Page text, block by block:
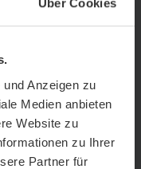
Über Cookies
Anzeigen zu
Medien anbieten
Website zu
zu Ihrer
Partner für
innerhalb
S-Klasse für bis
Übersicht